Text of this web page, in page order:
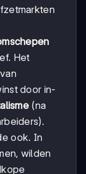
Het
door in-
(na
ook. In
wilden